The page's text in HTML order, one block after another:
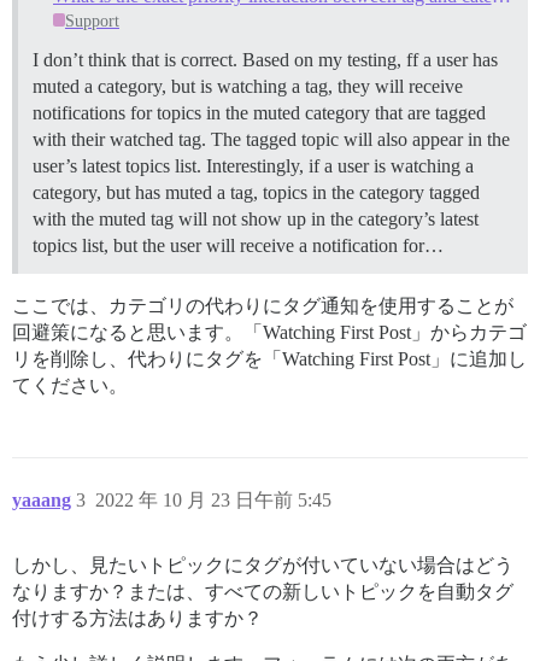
Support
I don’t think that is correct. Based on my testing, ff a user has
muted a category, but is watching a tag, they will receive
notifications for topics in the muted category that are tagged
with their watched tag. The tagged topic will also appear in the
user’s latest topics list. Interestingly, if a user is watching a
category, but has muted a tag, topics in the category tagged
with the muted tag will not show up in the category’s latest
topics list, but the user will receive a notification for…
ここでは、カテゴリの代わりにタグ通知を使用することが
回避策になると思います。「Watching First Post」からカテゴ
リを削除し、代わりにタグを「Watching First Post」に追加し
てください。
yaaang 2022 年 10 月 23 日午前 5:45
3
しかし、見たいトピックにタグが付いていない場合はどう
なりますか？または、すべての新しいトピックを自動タグ
付けする方法はありますか？